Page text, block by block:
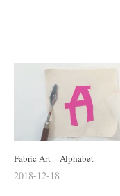
ン
Fabric Art｜Alphabet
2018-12-18